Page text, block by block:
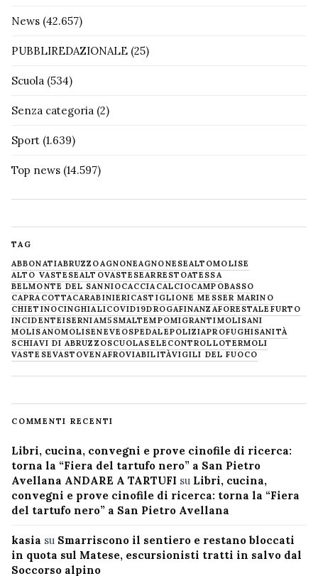
News (42.657)
PUBBLIREDAZIONALE (25)
Scuola (534)
Senza categoria (2)
Sport (1.639)
Top news (14.597)
TAG
ABBONATIABRUZZOAGNONEAGNONESEALTOMOLISE
ALTO VASTESEALTOVASTESEARRESTOATESSA
BELMONTE DEL SANNIOCACCIACALCIOCAMPOBASSO
CAPRACOTTACARABINIERICASTIGLIONE MESSER MARINO
CHIETINOCINGHIALICOVID19DROGAFINANZAFORESTALE FURTO
INCIDENTEISERNIAM5SMALTEMPOMIGRANTIMOLISANI
MOLISANOMOLISENEVE OSPEDALEPOLIZIAPROFUGHISANITÀ
SCHIAVI DI ABRUZZOSCUOLASELECONTROLLOTERMOLI
VASTESEVASTOVENAFROVIABILITÀVIGILI DEL FUOCO
COMMENTI RECENTI
Libri, cucina, convegni e prove cinofile di ricerca:
torna la “Fiera del tartufo nero” a San Pietro
Avellana ANDARE A TARTUFI su Libri, cucina,
convegni e prove cinofile di ricerca: torna la “Fiera
del tartufo nero” a San Pietro Avellana
kasia su Smarriscono il sentiero e restano bloccati
in quota sul Matese, escursionisti tratti in salvo dal
Soccorso alpino